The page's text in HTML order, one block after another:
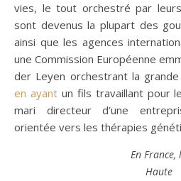
vies, le tout orchestré par
sont devenus la plupart des
ainsi que les agences
une Commission Européenne
der Leyen orchestrant la
en ayantun fils travaillant pour
mari directeur d’une
orientée vers les thérapies
En France,
Haute